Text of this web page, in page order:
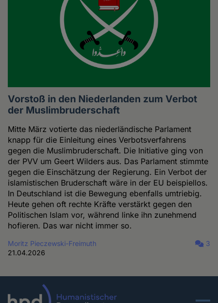
Vorstoß in den Niederlanden zum Verbot
der Muslimbruderschaft
Mitte März votierte das niederländische Parlament
knapp für die Einleitung eines Verbotsverfahrens
gegen die Muslimbruderschaft. Die Initiative ging von
der PVV um Geert Wilders aus. Das Parlament stimmte
gegen die Einschätzung der Regierung. Ein Verbot der
islamistischen Bruderschaft wäre in der EU beispiellos.
In Deutschland ist die Bewegung ebenfalls umtriebig.
Heute gehen oft rechte Kräfte verstärkt gegen den
Politischen Islam vor, während linke ihn zunehmend
hofieren. Das war nicht immer so.
Moritz Pieczewski-Freimuth
21.04.2026
3